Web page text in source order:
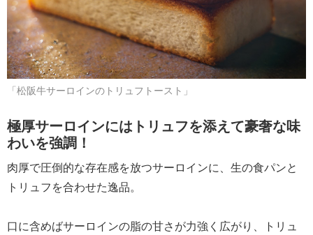
「松阪牛サーロインのトリュフトースト」
極厚サーロインにはトリュフを添えて豪奢な味
わいを強調！
肉厚で圧倒的な存在感を放つサーロインに、生の食パンと
トリュフを合わせた逸品。
口に含めばサーロインの脂の甘さが力強く広がり、トリュ